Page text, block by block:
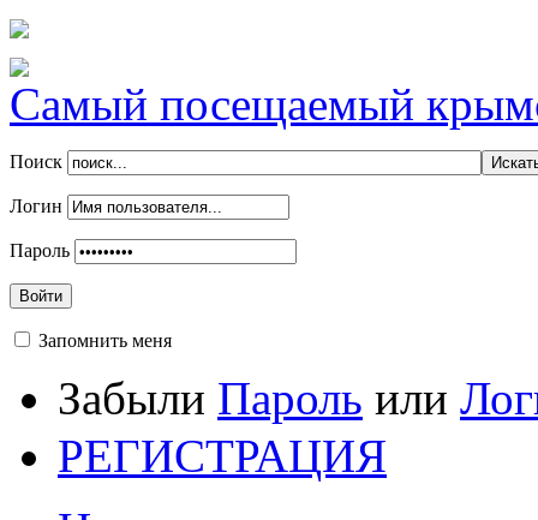
Самый посещаемый
Поиск
Логин
Пароль
Войти
Запомнить меня
Забыли Пароль или
РЕГИСТРАЦИЯ